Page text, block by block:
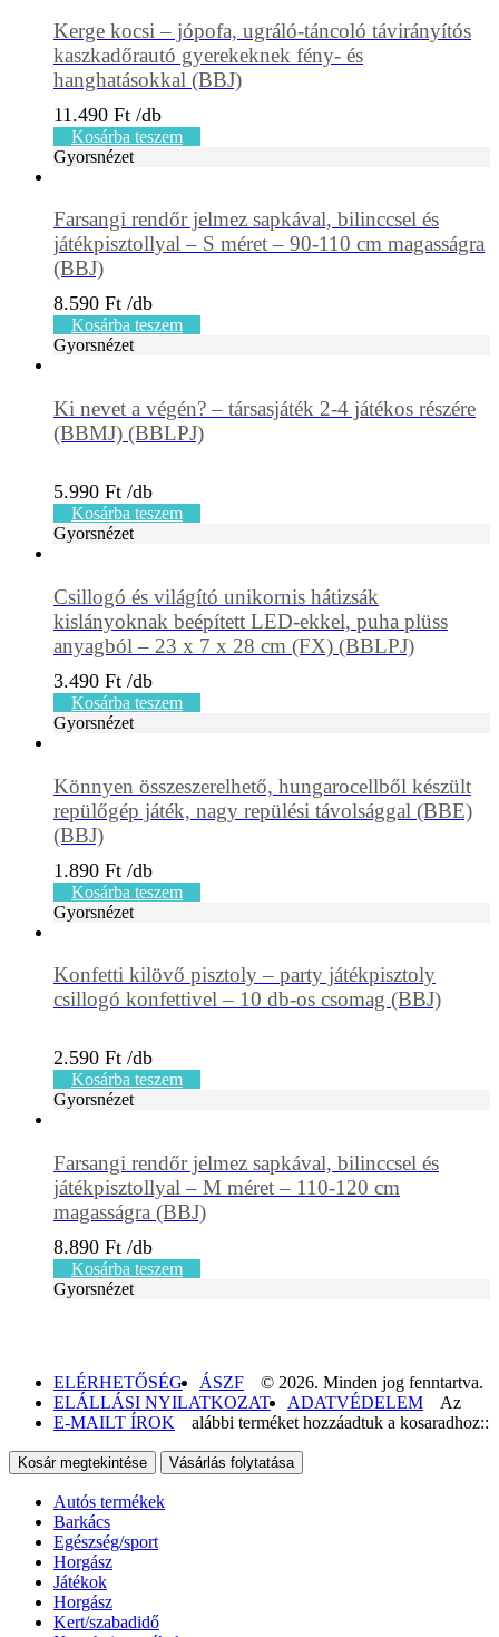
Kerge kocsi – jópofa, ugráló-táncoló távirányítós
kaszkadőrautó gyerekeknek fény- és
hanghatásokkal (BBJ)
11.490 Ft
Kosárba teszem
Gyorsnézet
Farsangi rendőr jelmez sapkával, bilinccsel és
játékpisztollyal – S méret – 90-110 cm magasságra
(BBJ)
8.590 Ft
Kosárba teszem
Gyorsnézet
Ki nevet a végén? – társasjáték 2-4 játékos részére
(BBMJ) (BBLPJ)
5.990 Ft
Kosárba teszem
Gyorsnézet
Csillogó és világító unikornis hátizsák
kislányoknak beépített LED-ekkel, puha plüss
anyagból – 23 x 7 x 28 cm (FX) (BBLPJ)
3.490 Ft
Kosárba teszem
Gyorsnézet
Könnyen összeszerelhető, hungarocellből készült
repülőgép játék, nagy repülési távolsággal (BBE)
(BBJ)
1.890 Ft
Kosárba teszem
Gyorsnézet
Konfetti kilövő pisztoly – party játékpisztoly
csillogó konfettivel – 10 db-os csomag (BBJ)
2.590 Ft
Kosárba teszem
Gyorsnézet
Farsangi rendőr jelmez sapkával, bilinccsel és
játékpisztollyal – M méret – 110-120 cm
magasságra (BBJ)
8.890 Ft
Kosárba teszem
Gyorsnézet
ELÉRHETŐSÉG
ÁSZF
ELÁLLÁSI NYILATKOZAT
ADATVÉDELEM
E-MAILT ÍROK
© 2026. Minden jog fenntartva.
Az
alábbi terméket hozzáadtuk a kosaradhoz::
Kosár megtekintése Vásárlás folytatása
Autós termékek
Barkács
Egészség/sport
Horgász
Játékok
Horgász
Kert/szabadidő